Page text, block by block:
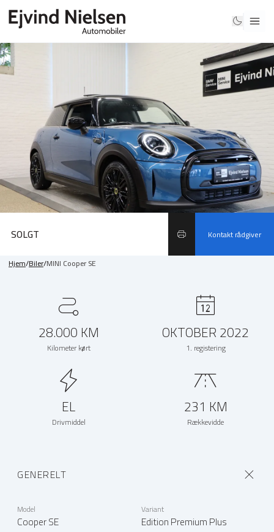
SOLGT Kontakt rådgiver
Hjem/Biler/MINI Cooper SE
28.000 KM
Kilometer kørt
OKTOBER 2022
1. registering
EL
Drivmiddel
231 KM
Rækkevidde
GENERELT
Model
Cooper SE
Variant
Edition Premium Plus